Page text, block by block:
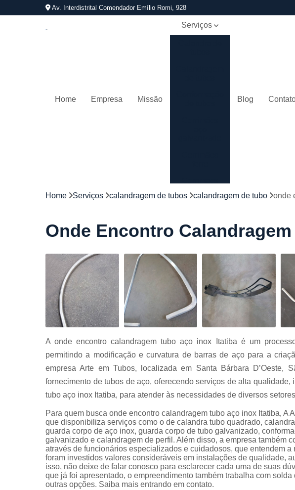
Av. Interdistrital Comendador Emílio Romi, 928
Home Empresa Missão
Serviços
Cortes a
Cortes de
Curvamento
de tubo
Dobra de
chapas
tubo
corte
Guarda
corpos
Guarda
corpos ferro
Guarda
corpos
galvanizados
Guarda
Blog
Home Serviços calandragem de tubos calandragem de tubo onde
Onde Encontro
A onde encontro calandragem tubo aço inox Itatiba é um
permitindo a modificação e curvatura de barras de aço para a
empresa Arte em Tubos, localizada em Santa Bárbara D’Oeste,
fornecimento de tubos de aço, oferecendo serviços de alta
tubo aço inox Itatiba, para atender às necessidades de diversos
Para quem busca onde encontro calandragem tubo aço inox Itatiba, A
que disponibiliza serviços como o de calandra tubo quadrado,
guarda corpo de aço inox, guarda corpo de tubo galvanizado,
galvanizado e calandragem de perfil. Além disso, a empresa também
através de funcionários especializados e cuidadosos, que entendem
foram investidos valores consideráveis em instalações de qualidade,
isso, não deixe de falar conosco para esclarecer cada uma de suas
que já foi apresentado, o empreendimento também trabalha com
outras opções. Saiba mais entrando em contato.